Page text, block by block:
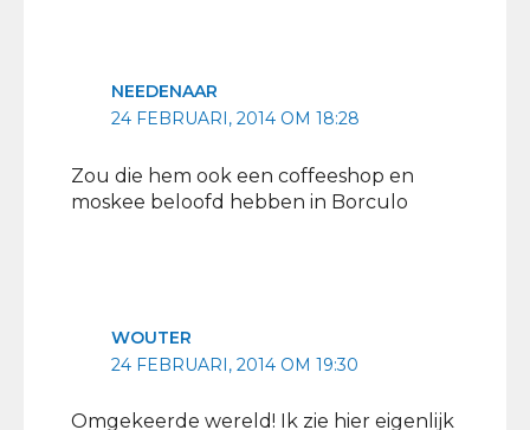
NEEDENAAR
24 FEBRUARI, 2014 OM 18:28
Zou die hem ook een coffeeshop en
moskee beloofd hebben in Borculo
WOUTER
24 FEBRUARI, 2014 OM 19:30
Omgekeerde wereld! Ik zie hier eigenlijk